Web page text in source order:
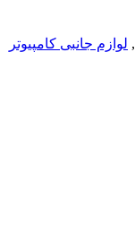
, لوازم جانبی کامپیوتر